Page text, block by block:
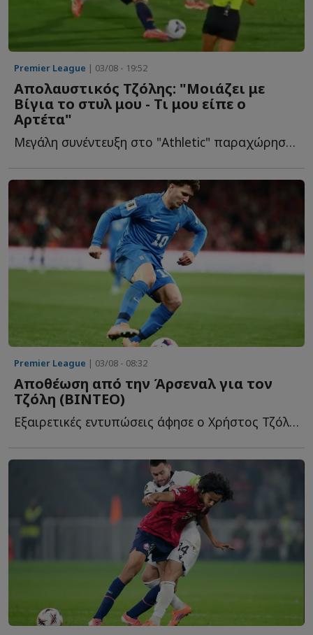
Premier League | 03/08 - 19:52
Απολαυστικός Τζόλης: "Μοιάζει με
Βίγια το στυλ μου - Τι μου είπε ο
Αρτέτα"
Μεγάλη συνέντευξη στο "Athletic" παραχώρησε ο διεθνής εξτρέμ, μ...
Premier League | 03/08 - 08:32
Αποθέωση από την Άρσεναλ για τον
Τζόλη (ΒΙΝΤΕΟ)
Εξαιρετικές εντυπώσεις άφησε ο Χρήστος Τζόλης στη φ...